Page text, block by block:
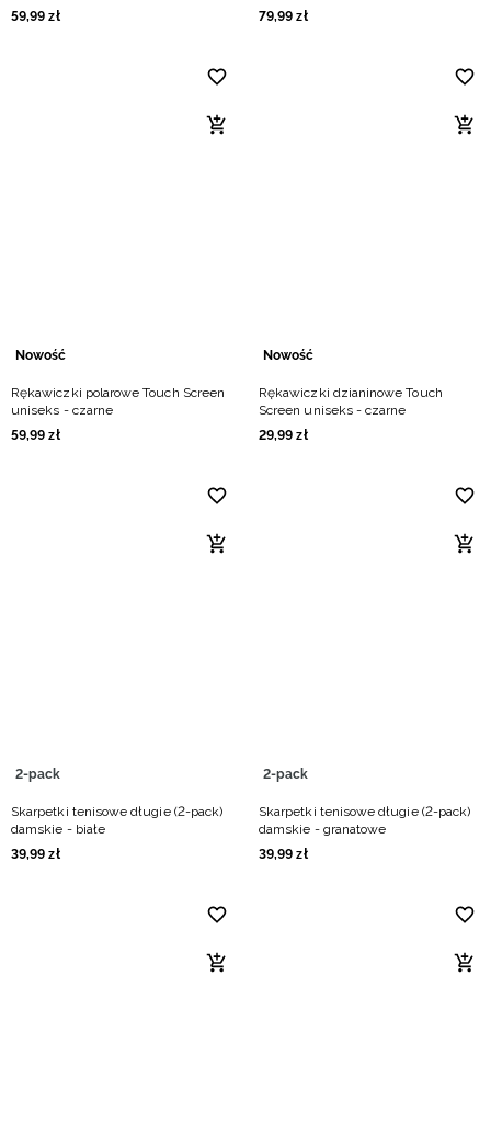
59,99 zł
79,99 zł
Nowość
Rękawiczki polarowe Touch Screen
uniseks - czarne
59,99 zł
Nowość
Rękawiczki dzianinowe Touch
Screen uniseks - czarne
29,99 zł
2-pack
Skarpetki tenisowe długie (2-pack)
damskie - białe
39,99 zł
2-pack
Skarpetki tenisowe długie (2-pack)
damskie - granatowe
39,99 zł